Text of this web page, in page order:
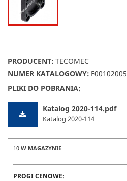
PRODUCENT: TECOMEC
NUMER KATALOGOWY: F00102005
PLIKI DO POBRANIA:
Katalog 2020-114.pdf
Katalog 2020-114
10 W MAGAZYNIE
PROGI CENOWE: